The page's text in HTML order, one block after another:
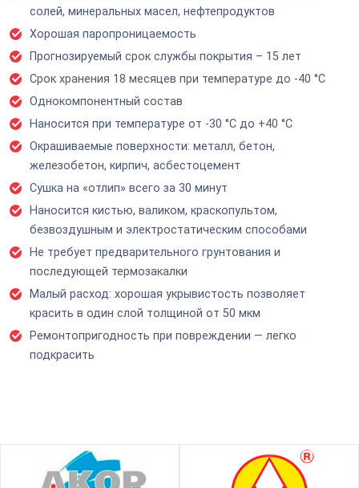
солей, минеральных масел, нефтепродуктов
Хорошая паропроницаемость
Прогнозируемый срок службы покрытия – 15 лет
Срок хранения 18 месяцев при температуре до -40 °С
Однокомпонентный состав
Наносится при температуре от -30 °С до +40 °С
Окрашиваемые поверхности: металл, бетон,
железобетон, кирпич, асбестоцемент
Сушка на «отлип» всего за 30 минут
Наносится кистью, валиком, краскопультом,
безвоздушным и электростатическим способами
Не требует предварительного грунтования и
последующей термозакалки
Малый расход: хорошая укрывистость позволяет
красить в один слой толщиной от 50 мкм
Ремонтопригодность при повреждении — легко
подкрасить